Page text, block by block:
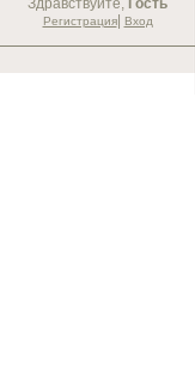
Здравствуйте, Гость
Регистрация| Вход